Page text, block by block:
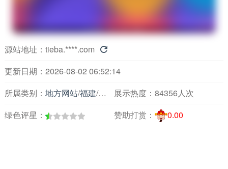
源站地址： tieba.****.com 
更新日期：2026-08-02 06:52:14
所属类别： 地方网站/福建/旅游观光展示热度： 84356人次
绿色评星：
赞助打赏： 0.00